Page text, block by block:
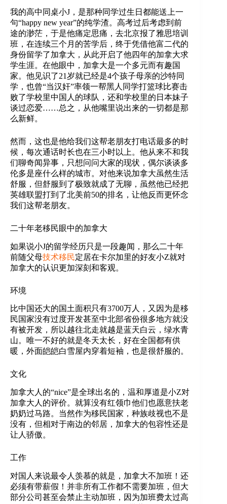
我的高中同桌小J，是那种同学过生日都能送上一
句“happy new year”的纯学渣。高考过后考虑到前
途的渺茫，于是他痛定思痛，去北京报了雅思培训
班，在连续三个月的苦学后，终于凭借他富二代的
身份留学了加拿大，从此开启了他四年的加拿大求
学生涯。在他眼中，加拿大是一个多元而有趣国
家。他见识了21岁就已经是4个孩子母亲的沙特同
学，也曾“当汉奸”率领一帮黑人同学打篮球比赛击
败了学校里中国人的球队，还和学校里的日本妹子
谈过恋爱……总之，从他嘴里说出来的一切都是那
么新鲜。
然而，这也是他给我们这帮老朋友打电话最多的时
候，每次通话时长也在三小时以上。他从来不和我
们聊奇闻异事，只想问问大家的现状，偶尔谈谈多
伦多是座什么样的城市。对他来说加拿大虽然生活
舒服，但舒服到了极致就成了无聊，虽然他已经把
英雄联盟打到了北美前50的排名，让他反而更怀念
我们这帮老朋友。
二十年老移民眼中的加拿大
如果说小J的留学经历只是一段趣闻，那么二十年
前随父母技术移民定居在卡尔加里的好友小Z就对
加拿大的认识更加深刻和客观。
环境
比中国还大的国土面积只有3700万人，又因为是移
民国家没有过度开发甚至中北部省份很多地方就没
有被开发，所以越往北走就越是蓝天白云，绿水青
山。唯一不好的就是冬天太长，好在全国都有供
暖，外面皑皑白雪屋内穿着短袖，也是很舒服的。
文化
加拿大人的“nice”是全球出名的，温和厚道是小Z对
加拿大人的评价。就算没有红领巾他们也愿意扶老
奶奶过马路。当然作为移民国家，种族歧视也不是
没有，但相对于南边的邻居，加拿大的包容性还是
让人骄傲。
工作
对国人来说最令人羡慕的就是，加拿大不加班！还
必须有带薪假！并非所有工作都不需要加班，但大
部分公司甚至会禁止主动加班，因为加班费太过高